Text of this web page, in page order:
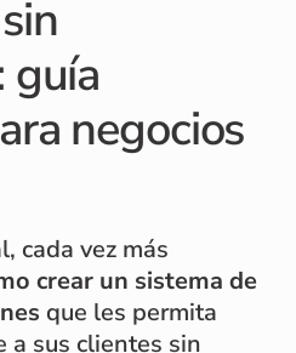
guía
negocios
cada vez más
crear un sistema de
que les permita
a sus clientes sin